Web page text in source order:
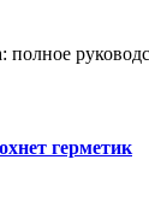
герметик